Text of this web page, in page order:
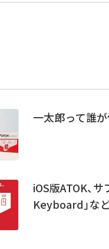
一太郎って誰
iOS版ATOK、
Keyboard」な